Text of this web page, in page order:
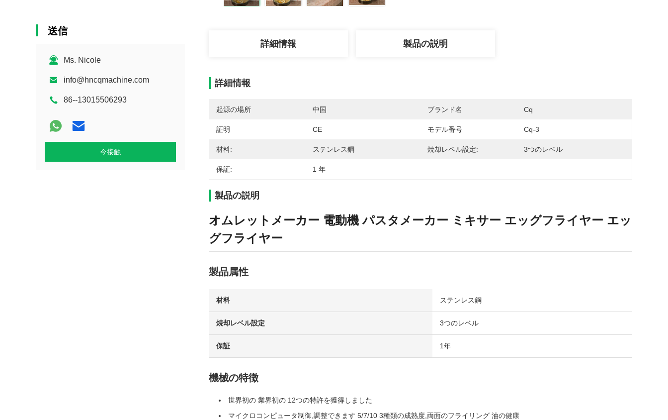
送信
Ms. Nicole
info@hncqmachine.com
86--13015506293
今接触
詳細情報 製品の説明
詳細情報
起源の場所 中国 ブランド名 Cq
証明 CE モデル番号 Cq-3
材料: ステンレス鋼 焼却レベル設定: 3つのレベル
保証: 1 年
製品の説明
オムレットメーカー 電動機 パスタメーカー ミキサー エッグフライヤー エッ
グフライヤー
製品属性
材料 ステンレス鋼
焼却レベル設定 3つのレベル
保証 1年
機械の特徴
世界初の 業界初の 12つの特許を獲得しました
マイクロコンピュータ制御,調整できます 5/7/10 3種類の成熟度,両面のフライリング 油の健康